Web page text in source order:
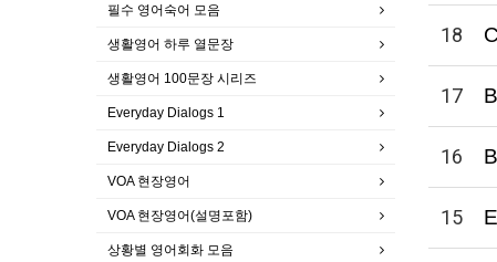
18
17
16
15
필수 영어숙어 모음
생활영어 하루 열문장
생활영어 100문장 시리즈
Everyday Dialogs 1
Everyday Dialogs 2
VOA 현장영어
VOA 현장영어(설명포함)
상황별 영어회화 모음